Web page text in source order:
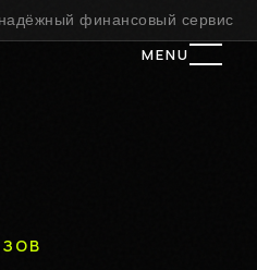
финансовый сервис
MENU